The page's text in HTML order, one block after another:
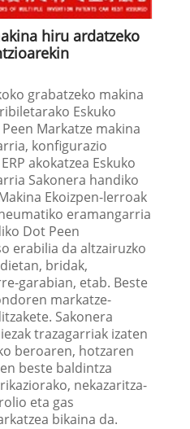
hiru ardatzeko
grabatzeko makina
Eskuko
Markatze makina
konfigurazio
akokatzea Eskuko
Sakonera handiko
Ekoizpen-lerroak
eramangarria
Dot Peen
erabilia da altzairuzko
bridak,
garabian, etab. Beste
markatze-
Sakonera
trazagarriak izaten
beroaren, hotzaren
beste baldintza
nekazaritza-
eta gas
bikaina da.